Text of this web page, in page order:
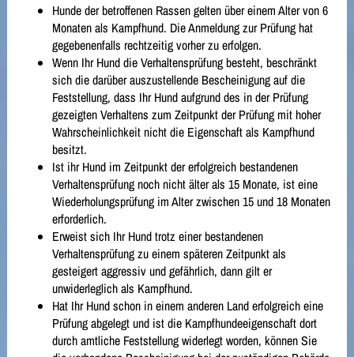
Hunde der betroffenen Rassen gelten über einem Alter von 6
Monaten als Kampfhund. Die Anmeldung zur Prüfung hat
gegebenenfalls rechtzeitig vorher zu erfolgen.
Wenn Ihr Hund die Verhaltensprüfung besteht, beschränkt
sich die darüber auszustellende Bescheinigung auf die
Feststellung, dass Ihr Hund aufgrund des in der Prüfung
gezeigten Verhaltens zum Zeitpunkt der Prüfung mit hoher
Wahrscheinlichkeit nicht die Eigenschaft als Kampfhund
besitzt.
Ist ihr Hund im Zeitpunkt der erfolgreich bestandenen
Verhaltensprüfung noch nicht älter als 15 Monate, ist eine
Wiederholungsprüfung im Alter zwischen 15 und 18 Monaten
erforderlich.
Erweist sich Ihr Hund trotz einer bestandenen
Verhaltensprüfung zu einem späteren Zeitpunkt als
gesteigert aggressiv und gefährlich, dann gilt er
unwiderleglich als Kampfhund.
Hat Ihr Hund schon in einem anderen Land erfolgreich eine
Prüfung abgelegt und ist die Kampfhundeeigenschaft dort
durch amtliche Feststellung widerlegt worden, können Sie